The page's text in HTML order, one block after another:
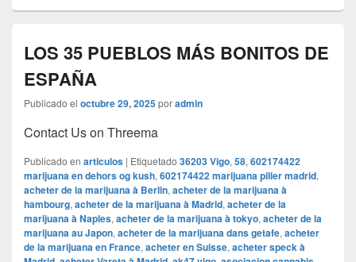
LOS 35 PUEBLOS MÁS BONITOS DE
ESPAÑA
Publicado el octubre 29, 2025poradmin
Contact Us on Threema
Publicado en articulos | Etiquetado 36203 Vigo, 58, 602174422
marijuana en dehors og kush, 602174422 marijuana pilier madrid,
acheter de la marijuana à Berlin, acheter de la marijuana à
hambourg, acheter de la marijuana à Madrid, acheter de la
marijuana à Naples, acheter de la marijuana à tokyo, acheter de la
marijuana au Japon, acheter de la marijuana dans getafe, acheter
de la marijuana en France, acheter en Suisse, acheter speck à